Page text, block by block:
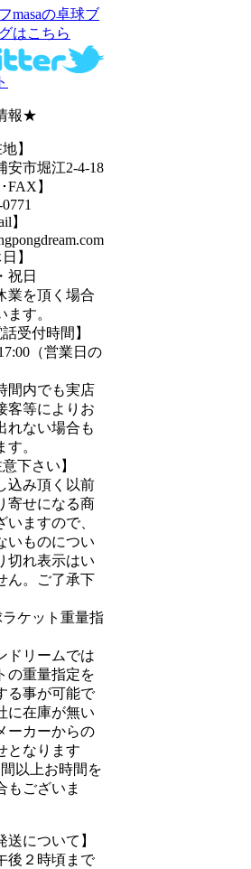
masaの卓球ブ
はこちら
報★
】
安市堀江2-4-18
FAX】
】
】
祝日
業を頂く場合
ます。
受付時間】
（営業日の
間内でも実店
客等によりお
れない場合も
す。
下さい】
込み頂く以前
寄せになる商
いますので、
いものについ
切れ表示はい
ん。ご了承下
ケット重量指
ドリームでは
の重量指定を
る事が可能で
に在庫が無い
ーカーからの
となります
以上お時間を
もございま
送について】
後２時頃まで